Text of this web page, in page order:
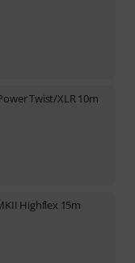
Twist/XLR 10m
Highflex 15m